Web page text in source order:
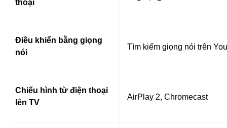
thoại
Điều khiển bằng giọng
nói
Tìm kiếm giọng nói trên
Chiếu hình từ điện thoại
lên TV
AirPlay 2, Chromecast